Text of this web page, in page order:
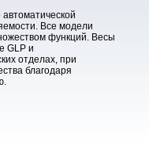
Все модели
функций. Весы
GLP и
отделах, при
благодаря